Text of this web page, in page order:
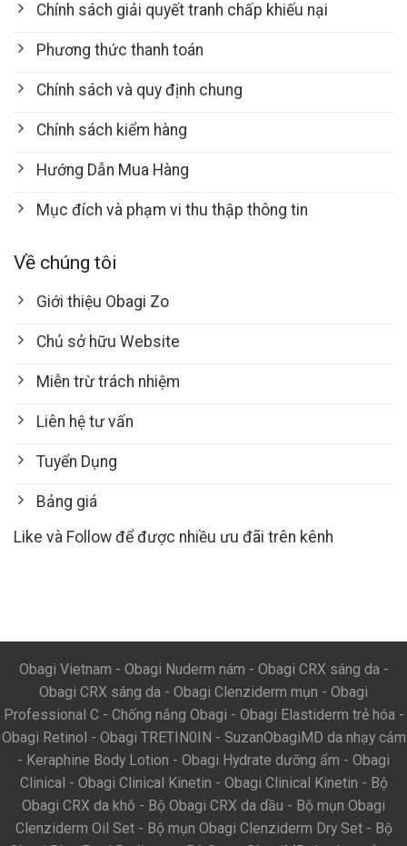
Chính sách giải quyết tranh chấp khiếu nại
Phương thức thanh toán
Chính sách và quy định chung
Chính sách kiểm hàng
Hướng Dẫn Mua Hàng
Mục đích và phạm vi thu thập thông tin
Về chúng tôi
Giới thiệu Obagi Zo
Chủ sở hữu Website
Miễn trừ trách nhiệm
Liên hệ tư vấn
Tuyển Dụng
Bảng giá
Like và Follow để được nhiều ưu đãi trên kênh
Obagi Vietnam - Obagi Nuderm nám - Obagi CRX sáng da -
Obagi CRX sáng da - Obagi Clenziderm mụn - Obagi
Professional C - Chống nắng Obagi - Obagi Elastiderm trẻ hóa -
Obagi Retinol - Obagi TRETIN0IN - SuzanObagiMD da nhạy cảm
- Keraphine Body Lotion - Obagi Hydrate dưỡng ẩm - Obagi
Clinical - Obagi Clinical Kinetin - Obagi Clinical Kinetin - Bộ
Obagi CRX da khô - Bộ Obagi CRX da dầu - Bộ mụn Obagi
Clenziderm Oil Set- Bộ mụn Obagi Clenziderm Dry Set- Bộ